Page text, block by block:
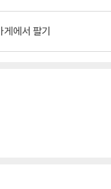
게에서 팔기